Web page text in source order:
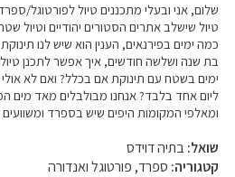
שלום, אני ובעלי מתכננים טיול לפורטוגל/
טיול שישלב אתרים הסטורים יהודיים וטיול
כמה ימים בפירנאים, הענין הוא שיש לנו
בת שנה ושלשה חודשים, איך אפשר לתכנן
ימים בשטח עם תינוקת אם בכלל? ואם לא אולי
ליום אחד בלבד? אנחנו מבולבלים מאד מים
ומאלפי המקומות היפים שיש בספרד
שואל:בתיה דוידס
קטגוריה: ספרד, פורטוגל ואנדורה